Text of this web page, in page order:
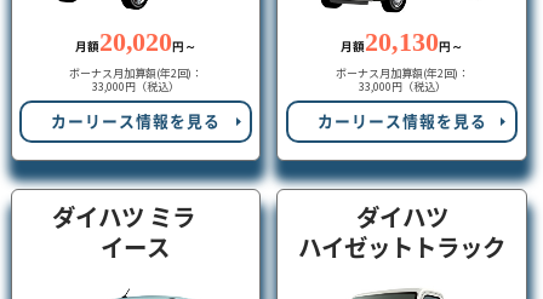
月額 20,020 円～
ボーナス月加算額(年2回)：
33,000円（税込）
カーリース情報を見る
月額 20,130 円～
ボーナス月加算額(年2回)：
33,000円（税込）
カーリース情報を見る
ダイハツ ミラ
イース
ダイハツ
ハイゼットトラック